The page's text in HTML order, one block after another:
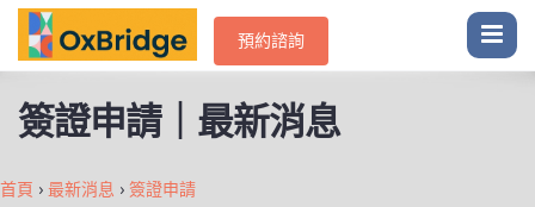
預約諮詢
簽證申請｜最新消息
首頁 › 最新消息 › 簽證申請